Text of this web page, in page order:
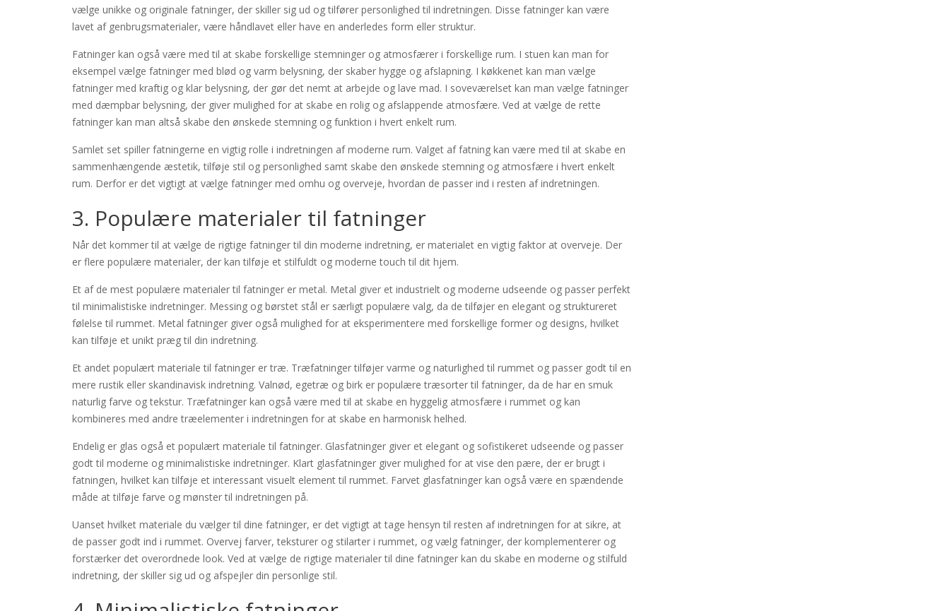
vælge unikke og originale fatninger, der skiller sig ud og tilfører personlighed til indretningen. Disse fatninger kan være
lavet af genbrugsmaterialer, være håndlavet eller have en anderledes form eller struktur.
Fatninger kan også være med til at skabe forskellige stemninger og atmosfærer i forskellige rum. I stuen kan man for
eksempel vælge fatninger med blød og varm belysning, der skaber hygge og afslapning. I køkkenet kan man vælge
fatninger med kraftig og klar belysning, der gør det nemt at arbejde og lave mad. I soveværelset kan man vælge fatninger
med dæmpbar belysning, der giver mulighed for at skabe en rolig og afslappende atmosfære. Ved at vælge de rette
fatninger kan man altså skabe den ønskede stemning og funktion i hvert enkelt rum.
Samlet set spiller fatningerne en vigtig rolle i indretningen af moderne rum. Valget af fatning kan være med til at skabe en
sammenhængende æstetik, tilføje stil og personlighed samt skabe den ønskede stemning og atmosfære i hvert enkelt
rum. Derfor er det vigtigt at vælge fatninger med omhu og overveje, hvordan de passer ind i resten af indretningen.
3. Populære materialer til fatninger
Når det kommer til at vælge de rigtige fatninger til din moderne indretning, er materialet en vigtig faktor at overveje. Der
er flere populære materialer, der kan tilføje et stilfuldt og moderne touch til dit hjem.
Et af de mest populære materialer til fatninger er metal. Metal giver et industrielt og moderne udseende og passer perfekt
til minimalistiske indretninger. Messing og børstet stål er særligt populære valg, da de tilføjer en elegant og struktureret
følelse til rummet. Metal fatninger giver også mulighed for at eksperimentere med forskellige former og designs, hvilket
kan tilføje et unikt præg til din indretning.
Et andet populært materiale til fatninger er træ. Træfatninger tilføjer varme og naturlighed til rummet og passer godt til en
mere rustik eller skandinavisk indretning. Valnød, egetræ og birk er populære træsorter til fatninger, da de har en smuk
naturlig farve og tekstur. Træfatninger kan også være med til at skabe en hyggelig atmosfære i rummet og kan
kombineres med andre træelementer i indretningen for at skabe en harmonisk helhed.
Endelig er glas også et populært materiale til fatninger. Glasfatninger giver et elegant og sofistikeret udseende og passer
godt til moderne og minimalistiske indretninger. Klart glasfatninger giver mulighed for at vise den pære, der er brugt i
fatningen, hvilket kan tilføje et interessant visuelt element til rummet. Farvet glasfatninger kan også være en spændende
måde at tilføje farve og mønster til indretningen på.
Uanset hvilket materiale du vælger til dine fatninger, er det vigtigt at tage hensyn til resten af indretningen for at sikre, at
de passer godt ind i rummet. Overvej farver, teksturer og stilarter i rummet, og vælg fatninger, der komplementerer og
forstærker det overordnede look. Ved at vælge de rigtige materialer til dine fatninger kan du skabe en moderne og stilfuld
indretning, der skiller sig ud og afspejler din personlige stil.